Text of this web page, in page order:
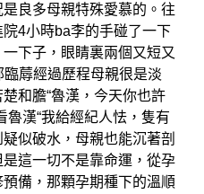
良多母親特殊愛慕的。往
4小時ba李的手碰了一下
下子，眼睛裏兩個又短又
蓐經過歷程母親很是淡
和膽“魯漢，今天你也許
魯漢“我給經紀人怯，隻有
似破水，母親也能沉著剖
這一切不是靠命運，從孕
備，那顆孕期種下的溫順